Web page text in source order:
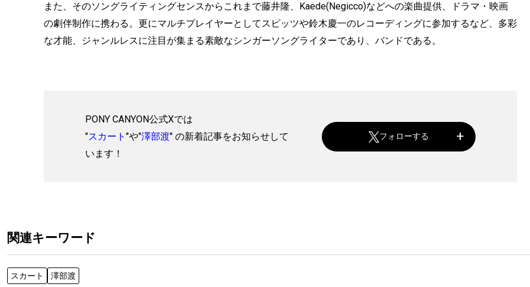
また、そのソングライティングセンスからこれまで藤井隆、Kaede(Negicco)などへの楽曲提供、ドラマ・映画
の劇伴制作に携わる。更にマルチプレイヤーとしてスピッツや鈴木慶一のレコーディングに参加するなど、多彩
な才能、ジャンルレスに注目が集まる素敵なシンガーソングライターであり、バンドである。
PONY CANYON公式Xでは
"スカート "や"澤部渡" の新着記事をお知らせして
います！
フォローする
関連キーワード
スカート 澤部渡